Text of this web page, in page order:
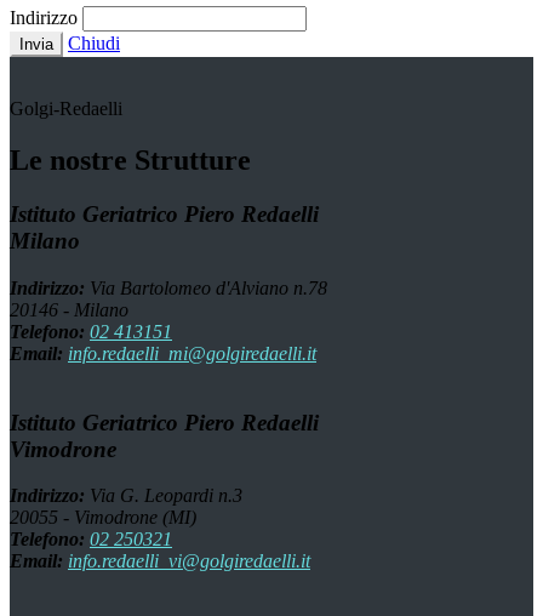
Indirizzo
Invia Chiudi
Golgi-Redaelli
Le nostre Strutture
Istituto Geriatrico Piero Redaelli
Milano
Indirizzo: Via Bartolomeo d'Alviano n.78
20146 - Milano
Telefono: 02 413151
Email: info.redaelli_mi@golgiredaelli.it
Istituto Geriatrico Piero Redaelli
Vimodrone
Indirizzo: Via G. Leopardi n.3
20055 - Vimodrone (MI)
Telefono: 02 250321
Email: info.redaelli_vi@golgiredaelli.it